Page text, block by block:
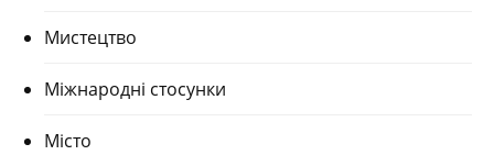
Мистецтво
Міжнародні стосунки
Місто